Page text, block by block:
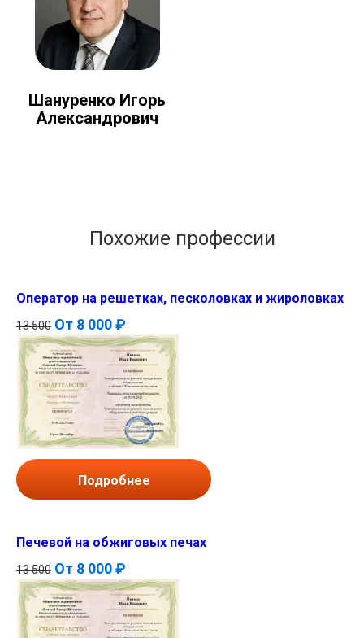
Шануренко Игорь
Александрович
Похожие профессии
Оператор на решетках, песколовках и жироловках
13 500 От 8 000 ₽
Подробнее
Печевой на обжиговых печах
13 500 От 8 000 ₽